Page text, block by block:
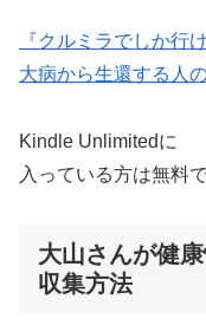
『クルミラでしか行
大病から生還する人
Kindle Unlimitedに
入っている方は無料
大山さんが健
収集方法